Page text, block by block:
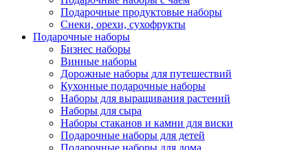
Подарочные продуктовые наборы
Снеки, орехи, сухофрукты
Подарочные наборы
Бизнес наборы
Винные наборы
Дорожные наборы для путешествий
Кухонные подарочные наборы
Наборы для выращивания растений
Наборы для сыра
Наборы стаканов и камни для виски
Подарочные наборы для детей
Подарочные наборы для дома